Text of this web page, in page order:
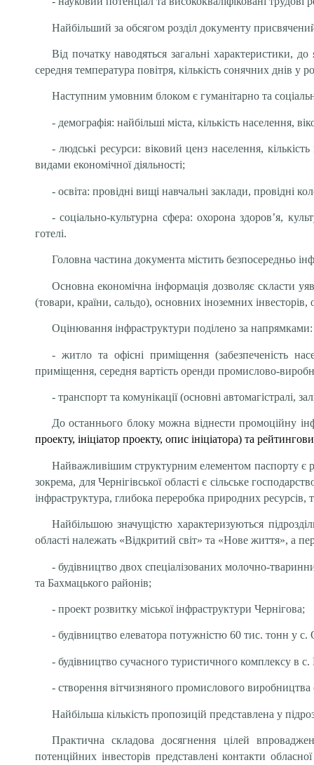
Найбільший за обсягом розділ документу
Від початку наводяться загальні характеристики,
середня температура повітря, кількість сонячних днів у
Наступним умовним блоком є гуманітарно та
- демографія: найбільші міста, кількість населення,
- людські ресурси: віковий ценз населення,
видами економічної діяльності;
- освіта: провідні вищі навчальні заклади, провідні
- соціально-культурна сфера: охорона здоров’я,
готелі.
Головна частина документа містить безпосередньо
Основна економічна інформація дозволяє скласти
(товари, країни, сальдо), основних іноземних
Оцінювання інфраструктури поділено за напрямками:
- житло та офісні приміщення (забезпеченість
приміщення, середня вартість оренди промислово-
- транспорт та комунікації (основні автомагістралі,
До останнього блоку можна віднести промоційну
проекту, ініціатор проекту, опис ініціатора) та
Найважливішим структурним елементом паспорту є
зокрема, для Чернігівської області є сільське
інфраструктура, глибока переробка природних ресурсів,
Найбільшою значущістю характеризуються
області належать «Відкритий світ» та «Нове життя», а
- будівництво двох спеціалізованих молочно-
та Бахмацького районів;
- проект розвитку міської інфраструктури Чернігова;
- будівництво елеватора потужністю 60 тис. тонн у
- будівництво сучасного туристичного комплексу в
- створення вітчизняного промислового виробництва
Найбільша кількість пропозицій представлена у
Практична складова досягнення цілей
потенційних інвесторів представлені контакти